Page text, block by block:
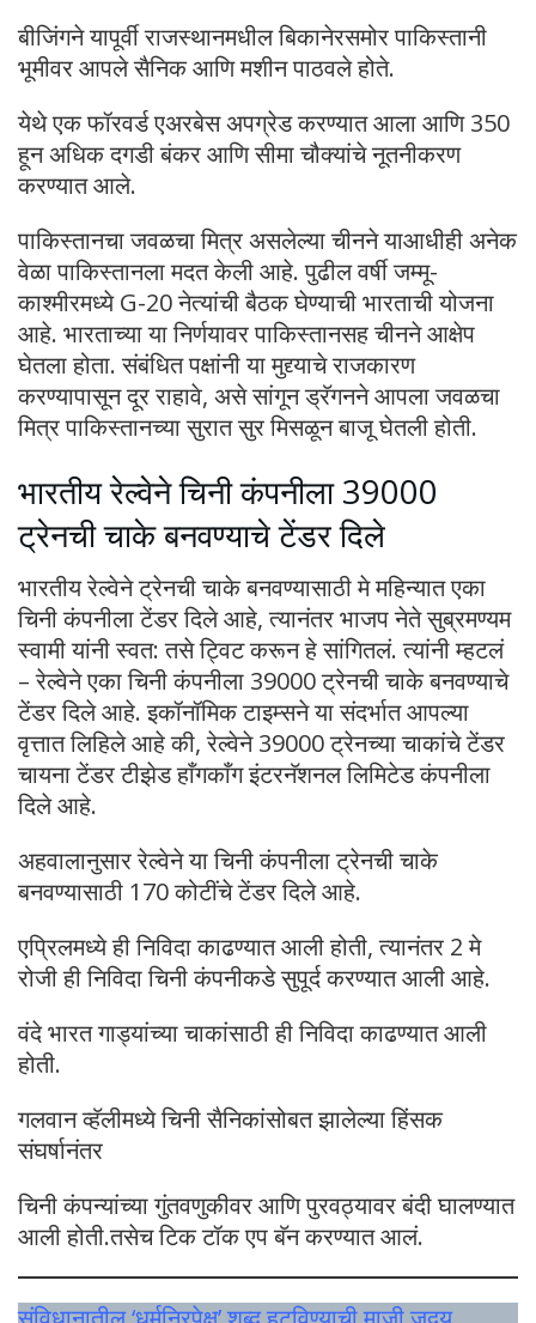
बीजिंगने यापूर्वी राजस्थानमधील बिकानेरसमोर पाकिस्तानी
भूमीवर आपले सैनिक आणि मशीन पाठवले होते.
येथे एक फॉरवर्ड एअरबेस अपग्रेड करण्यात आला आणि 350
हून अधिक दगडी बंकर आणि सीमा चौक्यांचे नूतनीकरण
करण्यात आले.
पाकिस्तानचा जवळचा मित्र असलेल्या चीनने याआधीही अनेक
वेळा पाकिस्तानला मदत केली आहे. पुढील वर्षी जम्मू-
काश्मीरमध्ये G-20 नेत्यांची बैठक घेण्याची भारताची योजना
आहे. भारताच्या या निर्णयावर पाकिस्तानसह चीनने आक्षेप
घेतला होता. संबंधित पक्षांनी या मुद्द्याचे राजकारण
करण्यापासून दूर राहावे, असे सांगून ड्रॅगनने आपला जवळचा
मित्र पाकिस्तानच्या सुरात सुर मिसळून बाजू घेतली होती.
भारतीय रेल्वेने चिनी कंपनीला 39000
ट्रेनची चाके बनवण्याचे टेंडर दिले
भारतीय रेल्वेने ट्रेनची चाके बनवण्यासाठी मे महिन्यात एका
चिनी कंपनीला टेंडर दिले आहे, त्यानंतर भाजप नेते सुब्रमण्यम
स्वामी यांनी स्वत: तसे ट्विट करून हे सांगितलं. त्यांनी म्हटलं
– रेल्वेने एका चिनी कंपनीला 39000 ट्रेनची चाके बनवण्याचे
टेंडर दिले आहे. इकॉनॉमिक टाइम्सने या संदर्भात आपल्या
वृत्तात लिहिले आहे की, रेल्वेने 39000 ट्रेनच्या चाकांचे टेंडर
चायना टेंडर टीझेड हाँगकाँग इंटरनॅशनल लिमिटेड कंपनीला
दिले आहे.
अहवालानुसार रेल्वेने या चिनी कंपनीला ट्रेनची चाके
बनवण्यासाठी 170 कोटींचे टेंडर दिले आहे.
एप्रिलमध्ये ही निविदा काढण्यात आली होती, त्यानंतर 2 मे
रोजी ही निविदा चिनी कंपनीकडे सुपूर्द करण्यात आली आहे.
वंदे भारत गाड्यांच्या चाकांसाठी ही निविदा काढण्यात आली
होती.
गलवान व्हॅलीमध्ये चिनी सैनिकांसोबत झालेल्या हिंसक
संघर्षानंतर
चिनी कंपन्यांच्या गुंतवणुकीवर आणि पुरवठ्यावर बंदी घालण्यात
आली होती.तसेच टिक टॉक एप बॅन करण्यात आलं.